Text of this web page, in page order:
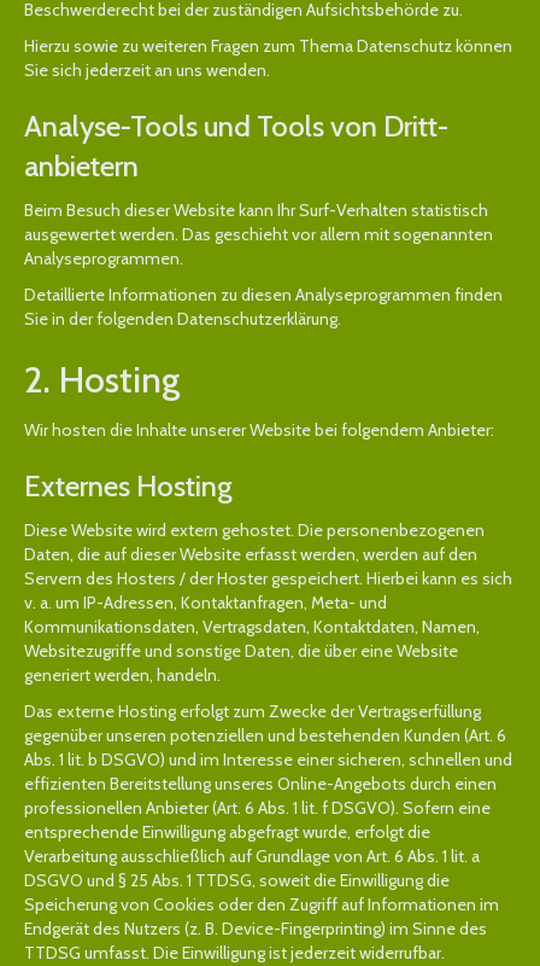
Beschwerderecht bei der zuständigen Aufsichtsbehörde zu.
Hierzu sowie zu weiteren Fragen zum Thema Datenschutz können
Sie sich jederzeit an uns wenden.
Analyse-Tools und Tools von Dritt­
anbietern
Beim Besuch dieser Website kann Ihr Surf-Verhalten statistisch
ausgewertet werden. Das geschieht vor allem mit sogenannten
Analyseprogrammen.
Detaillierte Informationen zu diesen Analyseprogrammen finden
Sie in der folgenden Datenschutzerklärung.
2. Hosting
Wir hosten die Inhalte unserer Website bei folgendem Anbieter:
Externes Hosting
Diese Website wird extern gehostet. Die personenbezogenen
Daten, die auf dieser Website erfasst werden, werden auf den
Servern des Hosters / der Hoster gespeichert. Hierbei kann es sich
v. a. um IP-Adressen, Kontaktanfragen, Meta- und
Kommunikationsdaten, Vertragsdaten, Kontaktdaten, Namen,
Websitezugriffe und sonstige Daten, die über eine Website
generiert werden, handeln.
Das externe Hosting erfolgt zum Zwecke der Vertragserfüllung
gegenüber unseren potenziellen und bestehenden Kunden (Art. 6
Abs. 1 lit. b DSGVO) und im Interesse einer sicheren, schnellen und
effizienten Bereitstellung unseres Online-Angebots durch einen
professionellen Anbieter (Art. 6 Abs. 1 lit. f DSGVO). Sofern eine
entsprechende Einwilligung abgefragt wurde, erfolgt die
Verarbeitung ausschließlich auf Grundlage von Art. 6 Abs. 1 lit. a
DSGVO und § 25 Abs. 1 TTDSG, soweit die Einwilligung die
Speicherung von Cookies oder den Zugriff auf Informationen im
Endgerät des Nutzers (z. B. Device-Fingerprinting) im Sinne des
TTDSG umfasst. Die Einwilligung ist jederzeit widerrufbar.